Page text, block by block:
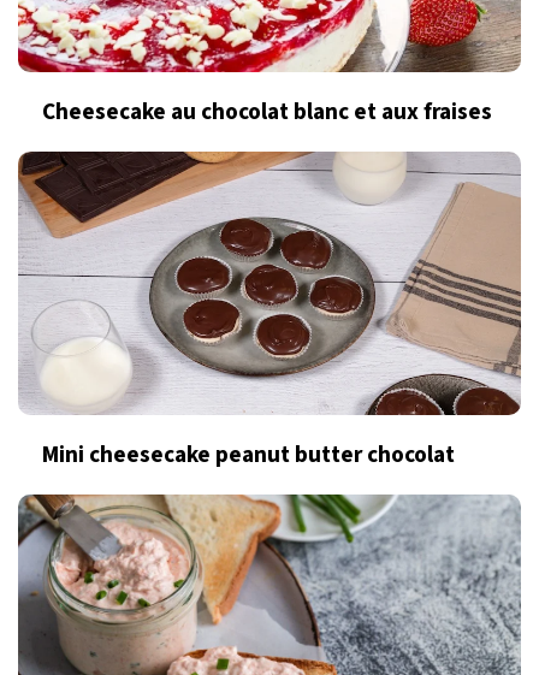
Cheesecake au chocolat blanc et aux fraises
Mini cheesecake peanut butter chocolat